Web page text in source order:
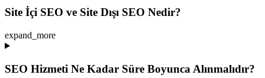
Site İçi SEO ve Site Dışı SEO Nedir?
expand_more
SEO Hizmeti Ne Kadar Süre Boyunca Alınmalıdır?